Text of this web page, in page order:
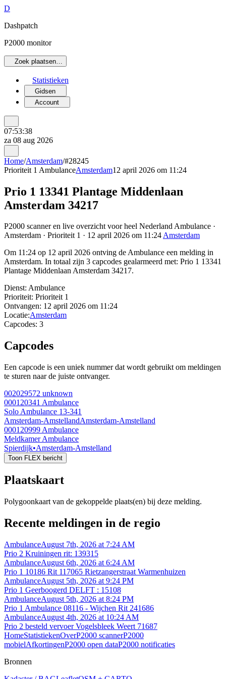
D
Dashpatch
P2000 monitor
Zoek plaatsen…
Statistieken
Gidsen
Account
07:53:38
za 08 aug 2026
Home/Amsterdam/#28245
Prioriteit 1 AmbulanceAmsterdam12 april 2026 om 11:24
Prio 1 13341 Plantage Middenlaan
Amsterdam 34217
P2000 scanner en live overzicht voor heel Nederland Ambulance ·
Amsterdam · Prioriteit 1 · 12 april 2026 om 11:24Amsterdam
Om 11:24 op 12 april 2026 ontving de Ambulance een melding in
Amsterdam. In totaal zijn 3 capcodes gealarmeerd met: Prio 1 13341
Plantage Middenlaan Amsterdam 34217.
Dienst: Ambulance
Prioriteit: Prioriteit 1
Ontvangen: 12 april 2026 om 11:24
Locatie:Amsterdam
Capcodes: 3
Capcodes
Een capcode is een uniek nummer dat wordt gebruikt om meldingen
te sturen naar de juiste ontvanger.
002029572 unknown
000120341 Ambulance
Solo Ambulance 13-341
Amsterdam-AmstellandAmsterdam-Amstelland
000120999 Ambulance
Meldkamer Ambulance
Spierdijk•Amsterdam-Amstelland
Toon FLEX bericht
Plaatskaart
Polygoonkaart van de gekoppelde plaats(en) bij deze melding.
Recente meldingen in de regio
AmbulanceAugust 7th, 2026 at 7:24 AM
Prio 2 Kruiningen rit: 139315
AmbulanceAugust 6th, 2026 at 6:24 AM
Prio 1 10186 Rit 117065 Rietzangerstraat Warmenhuizen
AmbulanceAugust 5th, 2026 at 9:24 PM
Prio 1 Geerboogerd DELFT : 15108
AmbulanceAugust 5th, 2026 at 8:24 PM
Prio 1 Ambulance 08116 - Wijchen Rit 241686
AmbulanceAugust 4th, 2026 at 10:24 AM
Prio 2 besteld vervoer Vogelsbleek Weert 71687
HomeStatistiekenOverP2000 scannerP2000
mobielAfkortingenP2000 open dataP2000 notificaties
Bronnen